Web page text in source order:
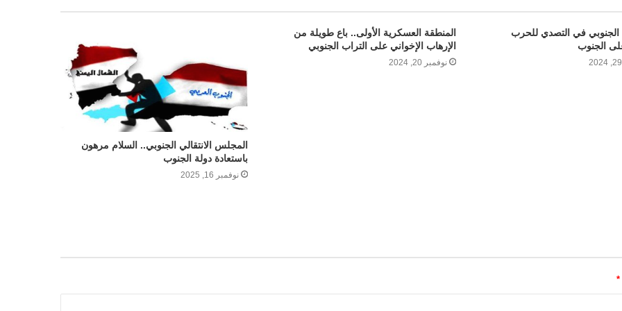
الجنوبي في التصدي للحرب
الجنوب
المنطقة العسكرية الأولى.. باع طويلة من
الإرهاب الإخواني على التراب الجنوبي
نوفمبر 20, 2024
المجلس الانتقالي الجنوبي.. السلام مرهون
باستعادة دولة الجنوب
نوفمبر 16, 2025
*